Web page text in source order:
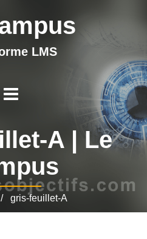
LMS
A | Le
feuillet-A